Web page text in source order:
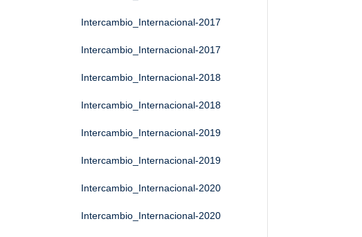
Intercambio_Internacional-2017
Intercambio_Internacional-2017
Intercambio_Internacional-2018
Intercambio_Internacional-2018
Intercambio_Internacional-2019
Intercambio_Internacional-2019
Intercambio_Internacional-2020
Intercambio_Internacional-2020